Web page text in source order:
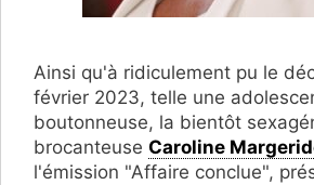
Ainsi qu'à ridiculement pu le
février 2023, telle une
boutonneuse, la bientôt
brocanteuse Caroline
l'émission "Affaire conclue",